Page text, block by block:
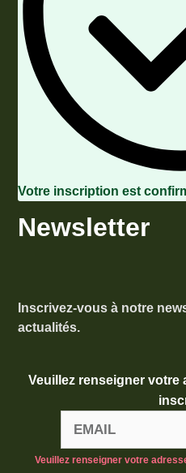
Votre inscription est
Newsletter
Inscrivez-vous à notre
actualités.
Veuillez renseigner votre
Veuillez renseigner votre